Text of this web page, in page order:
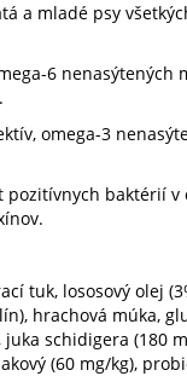
a mladé psy
6
omega-3
baktérií
tuk, lososový olej
hrachová múka,
schidigera (180
(60 mg/kg),